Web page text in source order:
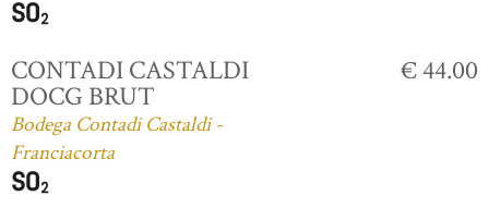
CONTADI CASTALDI
DOCG BRUT
Bodega Contadi Castaldi -
Franciacorta
€ 44.00